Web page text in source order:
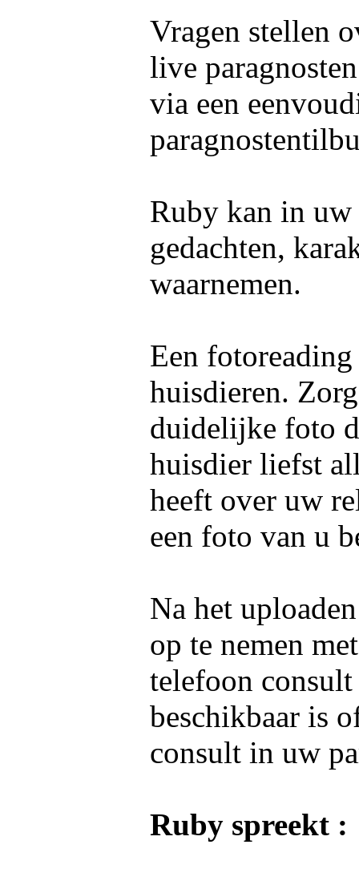
Vragen stellen
live
via een
Ruby kan in
gedachten,
waarnemen.
Een
huisdieren.
duidelijke foto
huisdier liefst
heeft over uw
een foto van u
Na het
op te nemen
telefoon
beschikbaar is
consult in uw
Ruby spreekt :